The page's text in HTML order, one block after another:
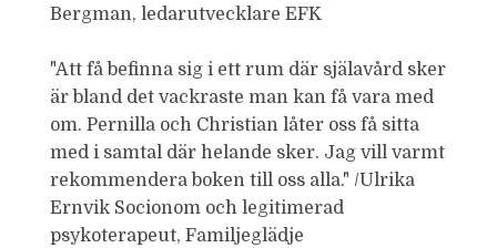
Bergman, ledarutvecklare EFK
"Att få befinna sig i ett rum där själavård sker
är bland det vackraste man kan få vara med
om. Pernilla och Christian låter oss få sitta
med i samtal där helande sker. Jag vill varmt
rekommendera boken till oss alla." /Ulrika
Ernvik Socionom och legitimerad
psykoterapeut, Familjeglädje